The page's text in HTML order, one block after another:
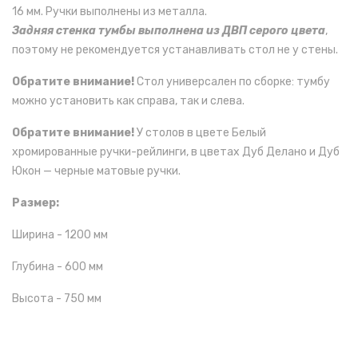
16 мм. Ручки выполнены из металла.
Задняя стенка тумбы выполнена из ДВП серого цвета,
поэтому не рекомендуется устанавливать стол не у стены.
Обратите внимание!Стол универсален по сборке: тумбу
можно установить как справа, так и слева.
Обратите внимание!У столов в цвете Белый
хромированные ручки-рейлинги, в цветах Дуб Делано и Дуб
Юкон — черные матовые ручки.
Размер:
Ширина - 1200 мм
Глубина - 600 мм
Высота - 750 мм